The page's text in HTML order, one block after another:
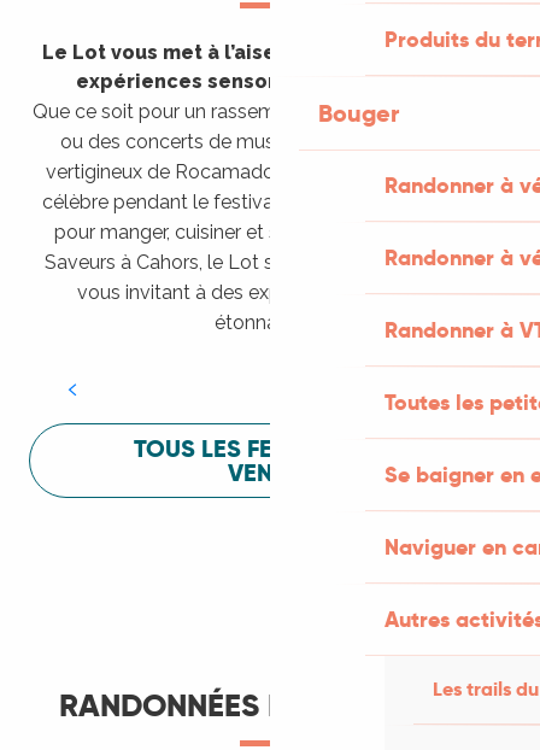
Produits du
Bouger
Randonner à
Randonner à
Randonner à
Toutes les
Se baigner en
Naviguer en
Autres
Les trails
Le Lot vous met à l’aise en vous invitant à des
expériences sensorielles étonnantes !
Que ce soit pour un rassemblement de montgolfières
ou des concerts de musique sacrée dans le site
vertigineux de Rocamadour, pour écouter un opéra
célèbre pendant le festival de Saint-Céré ou encore
pour manger, cuisiner et s’amuser pendant Lot of
Saveurs à Cahors, le Lot sait vous mettre à l’aise en
vous invitant à des expériences sensorielles
étonnantes !
Festival Lot of Saveurs
TOUS LES FESTIVALS À
VENIR
RANDONNÉES ET ITINÉRANCE